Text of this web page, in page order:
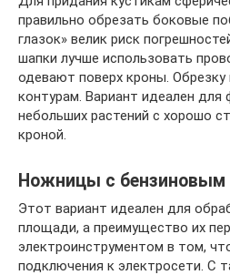
правильно обрезать боковые
глазок» велик риск
шапки лучше использовать
одевают поверх кроны.
контурам. Вариант идеален для
небольших растений с хорошо
кроной.
Ножницы с бензиновым
Этот вариант идеален для
площади, а преимущество их
электроинструментом в том,
подключения к электросети. С